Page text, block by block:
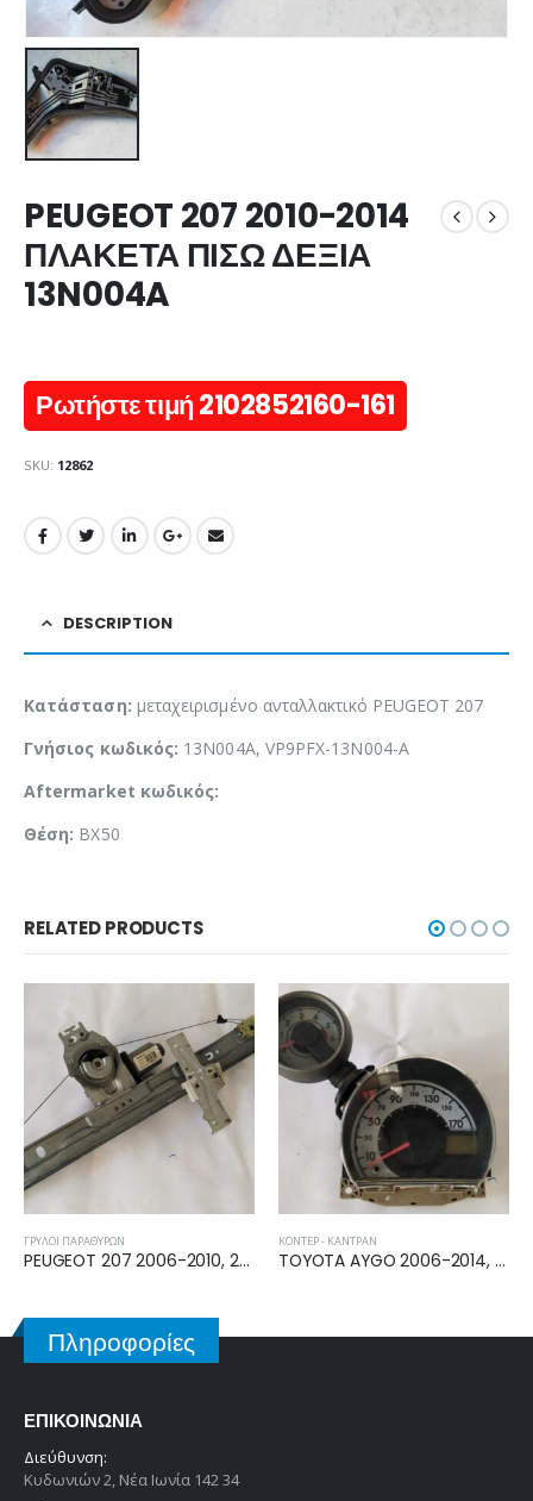
PEUGEOT 207 2010-2014
ΠΛΑΚΕΤΑ ΠΙΣΩ ΔΕΞΙΑ
13N004A
Ρωτήστε τιμή 2102852160-161
SKU: 12862
DESCRIPTION
Κατάσταση: μεταχειρισμένο ανταλλακτικό PEUGEOT 207
Γνήσιος κωδικός: 13N004A, VP9PFX-13N004-A
Aftermarket κωδικός:
Θέση: BX50
RELATED PRODUCTS
ΚΟΝΤΈΡ - ΚΑΝΤΡΆΝ
TOYOTA AYGO 2006-2014, CITROEN C1 2006-2014, PEUGEOT 107 2006-2014 ΚΟΝΤΕΡ 83800-0H032
ΠΡΟΦΥΛΑΚΤΉΡΑΣ & ΠΕΡΙΦΕΡΕΙΑΚΆ
PEUGEOT 207 2006-2010 ΠΡΟΦΥΛΑΚΤΗΡΑΣ ΠΙΣΩ 7410Z5
Πληροφορίες
ΕΠΙΚΟΙΝΩΝΊΑ
Διεύθυνση:
Κυδωνιών 2, Νέα Ιωνία 142 34